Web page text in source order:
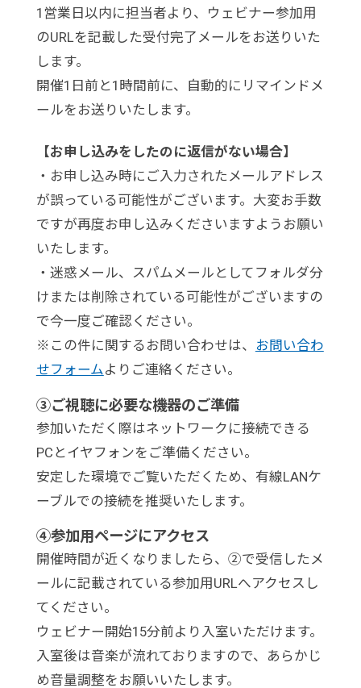
1営業日以内に担当者より、ウェビナー参加用
のURLを記載した受付完了メールをお送りいた
します。
開催1日前と1時間前に、自動的にリマインドメ
ールをお送りいたします。
【お申し込みをしたのに返信がない場合】
・お申し込み時にご入力されたメールアドレス
が誤っている可能性がございます。大変お手数
ですが再度お申し込みくださいますようお願い
いたします。
・迷惑メール、スパムメールとしてフォルダ分
けまたは削除されている可能性がございますの
で今一度ご確認ください。
※この件に関するお問い合わせは、 お問い合わ
せフォーム よりご連絡ください。
③ご視聴に必要な機器のご準備
参加いただく際はネットワークに接続できる
PCとイヤフォンをご準備ください。
安定した環境でご覧いただくため、有線LANケ
ーブルでの接続を推奨いたします。
④参加用ページにアクセス
開催時間が近くなりましたら、②で受信したメ
ールに記載されている参加用URLへアクセスし
てください。
ウェビナー開始15分前より入室いただけます。
入室後は音楽が流れておりますので、あらかじ
め音量調整をお願いいたします。